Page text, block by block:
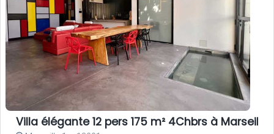
Villa élégante 12 pers 175 m² 4Chbrs à